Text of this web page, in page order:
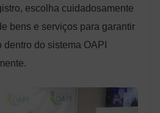
escolha cuidadosamente
bens e serviços para garantir
do sistema OAPI